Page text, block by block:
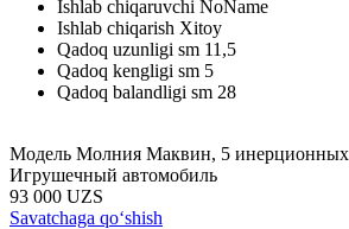
Ishlab chiqaruvchi NoName
Ishlab chiqarish Xitoy
Qadoq uzunligi sm 11,5
Qadoq kengligi sm 5
Qadoq balandligi sm 28
Модель Молния Маквин, 5
Игрушечный автомобиль
93 000 UZS
Savatchaga qo‘shish